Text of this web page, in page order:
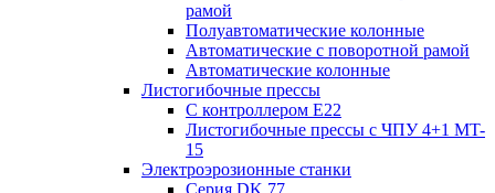
рамой
Полуавтоматические колонные
Автоматические с поворотной рамой
Автоматические колонные
Листогибочные прессы
С контроллером E22
Листогибочные прессы с ЧПУ 4+1 MT-
15
Электроэрозионные станки
Серия DK 77